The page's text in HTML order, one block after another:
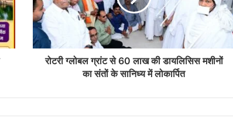
रोटरी ग्लोबल ग्रांट से 60 लाख की डायलिसिस मशीनों
का संतों के सानिध्य में लोकार्पित